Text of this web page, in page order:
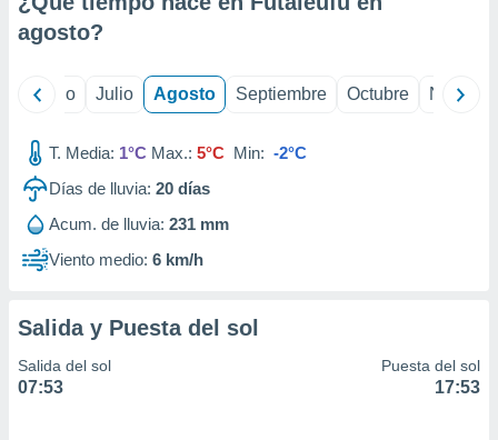
e
publicidad
publicidad
de
agosto?
Junio Julio Agosto Septiembre Octubre
T. Media: 1°C Max.: 5°C Min: -2°C
Días de lluvia: 20 días
Acum. de lluvia: 231 mm
Viento medio: 6 km/h
Salida y Puesta del sol
Salida del sol
07:53
Puesta del sol
17:53